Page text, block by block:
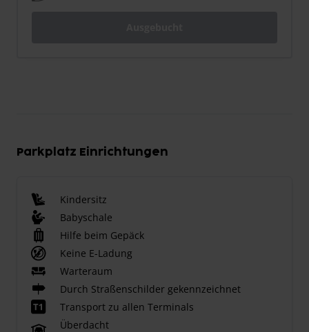
Parkplatz Einrichtungen
Kindersitz
Babyschale
Hilfe beim Gepäck
Keine E-Ladung
Warteraum
Durch Straßenschilder gekennzeichnet
Transport zu allen Terminals
Überdacht